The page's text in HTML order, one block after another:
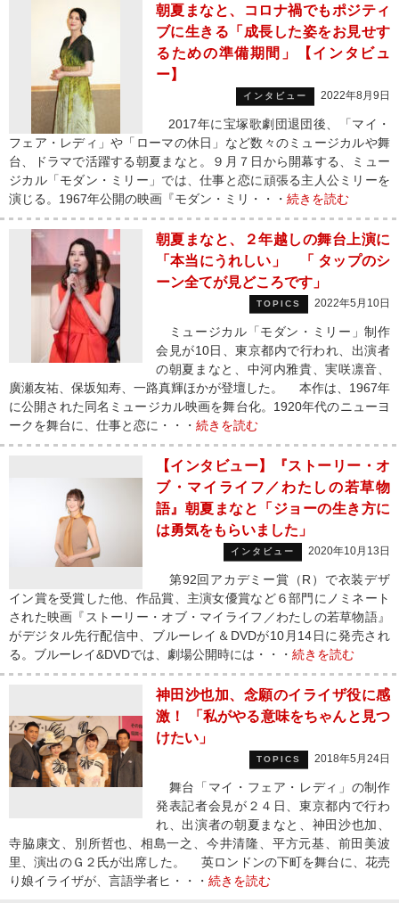
朝夏まなと、コロナ禍でもポジティ
ブに生きる「成長した姿をお見せす
るための準備期間」【インタビュ
ー】
インタビュー 2022年8月9日
2017年に宝塚歌劇団退団後、「マイ・
フェア・レディ」や「ローマの休日」など数々のミュージカルや舞
台、ドラマで活躍する朝夏まなと。９月７日から開幕する、ミュー
ジカル「モダン・ミリー」では、仕事と恋に頑張る主人公ミリーを
演じる。1967年公開の映画『モダン・ミリ・・・ 続きを読む
朝夏まなと、２年越しの舞台上演に
「本当にうれしい」 「 タップのシ
ーン全てが見どころです」
TOPICS 2022年5月10日
ミュージカル「モダン・ミリー」制作
会見が10日、東京都内で行われ、出演者
の朝夏まなと、中河内雅貴、実咲凛音、
廣瀬友祐、保坂知寿、一路真輝ほかが登壇した。 本作は、1967年
に公開された同名ミュージカル映画を舞台化。1920年代のニューヨ
ークを舞台に、仕事と恋に・・・ 続きを読む
【インタビュー】『ストーリー・オ
ブ・マイライフ／わたしの若草物
語』朝夏まなと「ジョーの生き方に
は勇気をもらいました」
インタビュー 2020年10月13日
第92回アカデミー賞（R）で衣装デザ
イン賞を受賞した他、作品賞、主演女優賞など６部門にノミネート
された映画『ストーリー・オブ・マイライフ／わたしの若草物語』
がデジタル先行配信中、ブルーレイ＆DVDが10月14日に発売され
る。ブルーレイ&DVDでは、劇場公開時には・・・ 続きを読む
神田沙也加、念願のイライザ役に感
激！ 「私がやる意味をちゃんと見つ
けたい」
TOPICS 2018年5月24日
舞台「マイ・フェア・レディ」の制作
発表記者会見が２４日、東京都内で行わ
れ、出演者の朝夏まなと、神田沙也加、
寺脇康文、別所哲也、相島一之、今井清隆、平方元基、前田美波
里、演出のＧ２氏が出席した。 英ロンドンの下町を舞台に、花売
り娘イライザが、言語学者ヒ・・・ 続きを読む